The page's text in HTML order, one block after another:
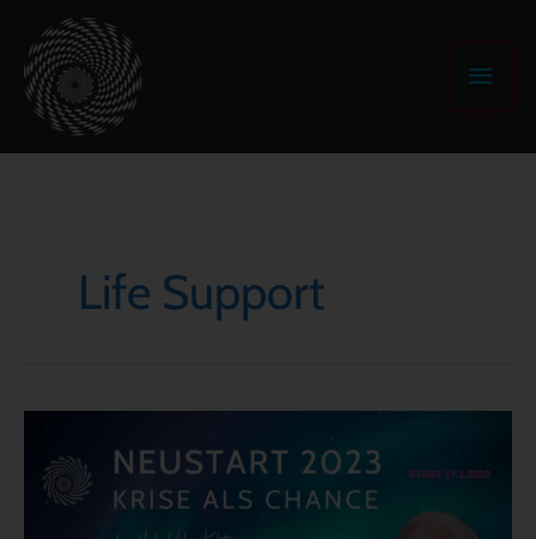
Inhalt
springen
Life Support
–
Krise